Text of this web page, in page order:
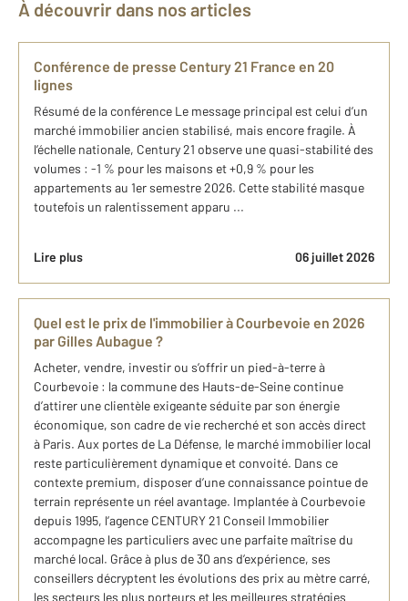
À découvrir dans nos articles
Conférence de presse Century 21 France en 20
lignes
Résumé de la conférence Le message principal est celui d’un
marché immobilier ancien stabilisé, mais encore fragile. À
l’échelle nationale, Century 21 observe une quasi-stabilité des
volumes : -1 % pour les maisons et +0,9 % pour les
appartements au 1er semestre 2026. Cette stabilité masque
toutefois un ralentissement apparu ...
Lire plus 06 juillet 2026
Quel est le prix de l'immobilier à Courbevoie en 2026
par Gilles Aubague ?
Acheter, vendre, investir ou s’offrir un pied-à-terre à
Courbevoie : la commune des Hauts-de-Seine continue
d’attirer une clientèle exigeante séduite par son énergie
économique, son cadre de vie recherché et son accès direct
à Paris. Aux portes de La Défense, le marché immobilier local
reste particulièrement dynamique et convoité. Dans ce
contexte premium, disposer d’une connaissance pointue de
terrain représente un réel avantage. Implantée à Courbevoie
depuis 1995, l’agence CENTURY 21 Conseil Immobilier
accompagne les particuliers avec une parfaite maîtrise du
marché local. Grâce à plus de 30 ans d’expérience, ses
conseillers décryptent les évolutions des prix au mètre carré,
les secteurs les plus porteurs et les meilleures stratégies